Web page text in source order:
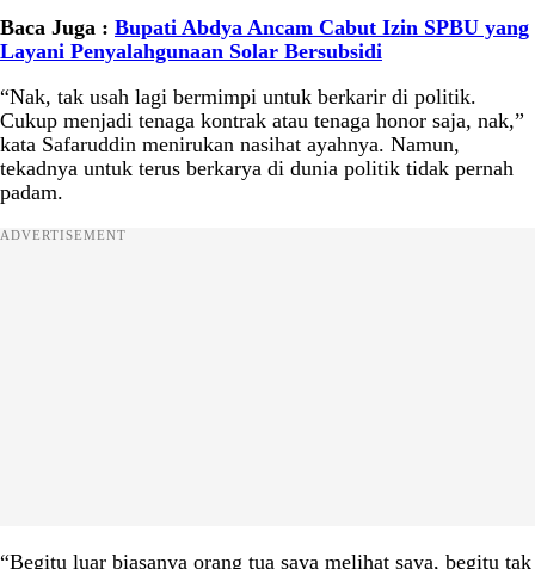
Baca Juga : Bupati Abdya Ancam Cabut Izin SPBU yang
Layani Penyalahgunaan Solar Bersubsidi
“Nak, tak usah lagi bermimpi untuk berkarir di politik.
Cukup menjadi tenaga kontrak atau tenaga honor saja, nak,”
kata Safaruddin menirukan nasihat ayahnya. Namun,
tekadnya untuk terus berkarya di dunia politik tidak pernah
padam.
ADVERTISEMENT
“Begitu luar biasanya orang tua saya melihat saya, begitu tak